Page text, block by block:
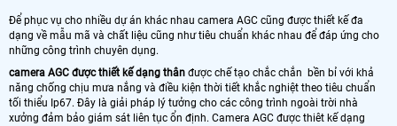
Để phục vụ cho nhiều dự án khác nhau camera AGC cũng được thiết kế đa
dạng về mẫu mã và chất liệu cũng như tiêu chuẩn khác nhau để đáp ứng cho
những công trình chuyên dụng.
camera AGC được thiết kế dạng thân được chế tạo chắc chắn bền bỉ với khả
năng chống chịu mưa nắng và điều kiện thời tiết khắc nghiệt theo tiêu chuẩn
tối thiểu Ip67. Đây là giải pháp lý tưởng cho các công trình ngoài trời nhà
xưởng đảm bảo giám sát liên tục ổn định. Camera AGC được thiêt kế dạng